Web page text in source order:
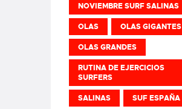
NOVIEMBRE SURF SALINAS
OLAS OLAS GIGANTES
OLAS GRANDES
RUTINA DE EJERCICIOS
SURFERS
SALINAS SUF ESPAÑA